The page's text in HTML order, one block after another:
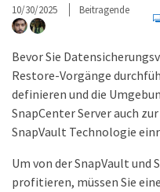
10/30/2025 Beitragende
Bevor Sie
Restore-Vorgänge
definieren und die
SnapCenter Server auch
SnapVault Technologie
Um von der SnapVault und
profitieren, müssen Sie